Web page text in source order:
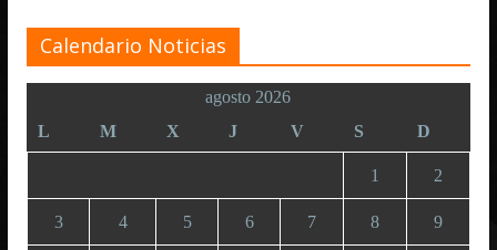
Calendario Noticias
agosto 2026
L
M X J V S D
1 2
3 4 5 6 7 8 9